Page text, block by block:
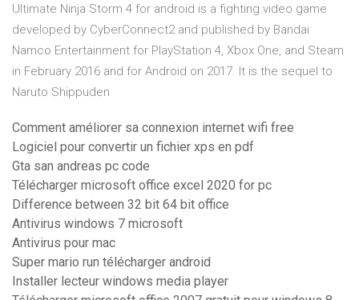
Ultimate Ninja Storm 4 for android is a fighting video game
developed by CyberConnect2 and published by Bandai
Namco Entertainment for PlayStation 4, Xbox One, and Steam
in February 2016 and for Android on 2017. It is the sequel to
Naruto Shippuden
Comment améliorer sa connexion internet wifi free
Logiciel pour convertir un fichier xps en pdf
Gta san andreas pc code
Télécharger microsoft office excel 2020 for pc
Difference between 32 bit 64 bit office
Antivirus windows 7 microsoft
Antivirus pour mac
Super mario run télécharger android
Installer lecteur windows media player